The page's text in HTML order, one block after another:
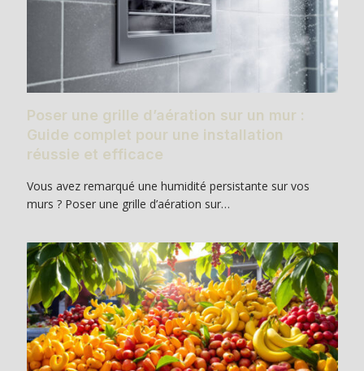
Poser une grille d’aération sur un mur :
Guide complet pour une installation
réussie et efficace
Vous avez remarqué une humidité persistante sur vos
murs ? Poser une grille d’aération sur…